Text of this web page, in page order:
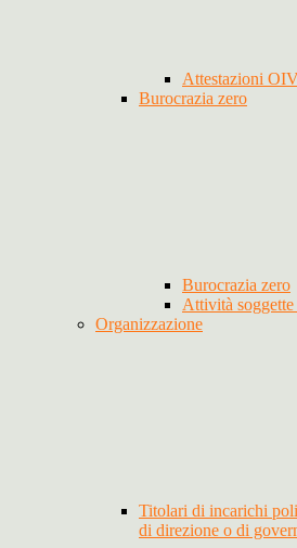
Attestazioni
Burocrazia zero
Burocrazia zero
Attività
Organizzazione
Titolari di incarichi
di direzione o di